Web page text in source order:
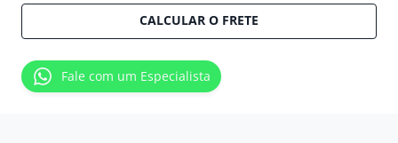
CALCULAR O FRETE
Fale com um Especialista